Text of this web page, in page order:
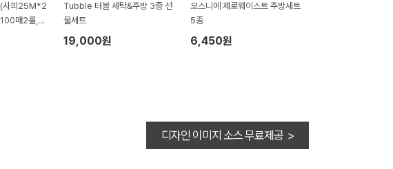
(사피25M*2
매2롤,위
퍼백,물티
Tubble 터블 세탁&주방 3종 선
물세트
19,000원
모스니에 제로웨이스트 주방세트
5종
6,450원
디자인 이미지 소스 무료제공 >